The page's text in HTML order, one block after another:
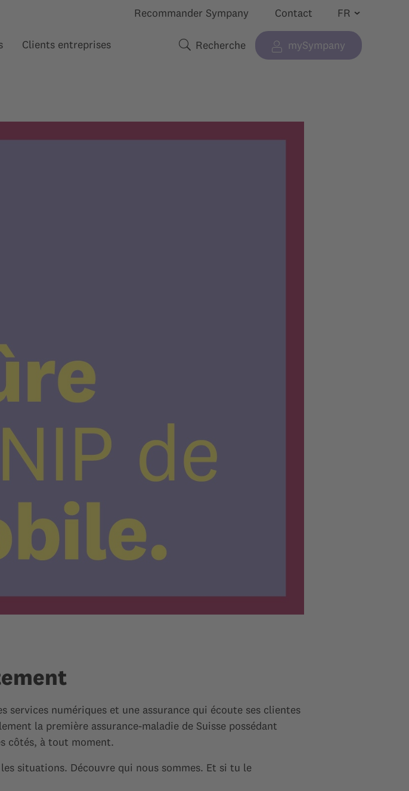
Recommander Sympany Contact
Afficher le sous-menu pour “”
Clients entreprises Afficher le sous-menu pour “”
Termes de recherche
Recherche mySympany
numériques et une assurance qui écoute ses clientes
la première assurance-maladie de Suisse possédant
côtés, à tout moment.
situations. Découvre qui nous sommes. Et si tu le